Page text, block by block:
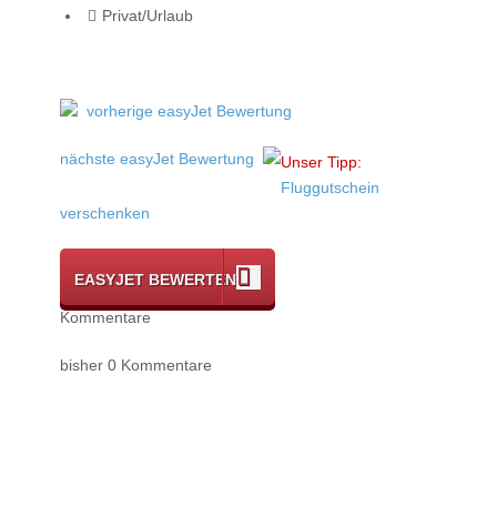
Privat/Urlaub
vorherige easyJet Bewertung
nächste easyJet Bewertung
Unser Tipp:
Fluggutschein
verschenken
EASYJET BEWERTEN
Kommentare
bisher 0 Kommentare